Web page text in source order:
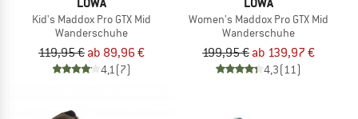
Kid's Maddox Pro GTX Mid
Wanderschuhe
119,95 € ab 89,96 €
4,1(7)
Women's Maddox Pro GTX Mid
Wanderschuhe
199,95 € ab 139,97 €
4,3(11)